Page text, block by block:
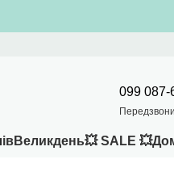
099 087-
Великдень💥 SALE 💥